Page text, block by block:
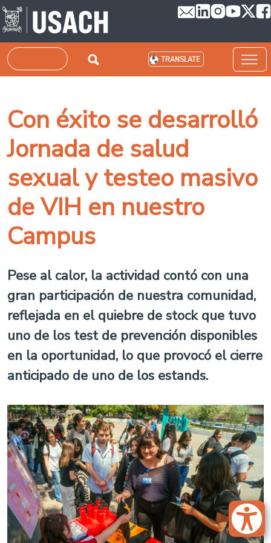
Skip to main content
Search TRANSLATE
Con éxito se desarrolló
Jornada de salud
sexual y testeo masivo
de VIH en nuestro
Campus
Pese al calor, la actividad contó con una
gran participación de nuestra comunidad,
reflejada en el quiebre de stock que tuvo
uno de los test de prevención disponibles
en la oportunidad, lo que provocó el cierre
anticipado de uno de los estands.